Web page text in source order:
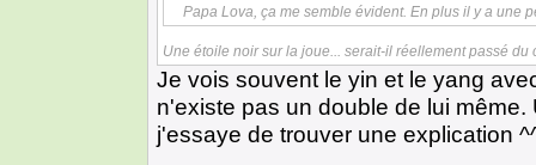
Papa Lova, ça me semble évident. En plus il y a une
Une étoile noir sur la joue... serait-il réellement passé du
Je vois souvent le yin et le yang
n'existe pas un double de lui
j'essaye de trouver une explication